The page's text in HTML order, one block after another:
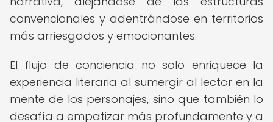
convencionales y adentrándose en territorios
más arriesgados y emocionantes.
El flujo de conciencia no solo enriquece la
experiencia literaria al sumergir al lector en la
mente de los personajes, sino que también lo
desafía a empatizar más profundamente y a